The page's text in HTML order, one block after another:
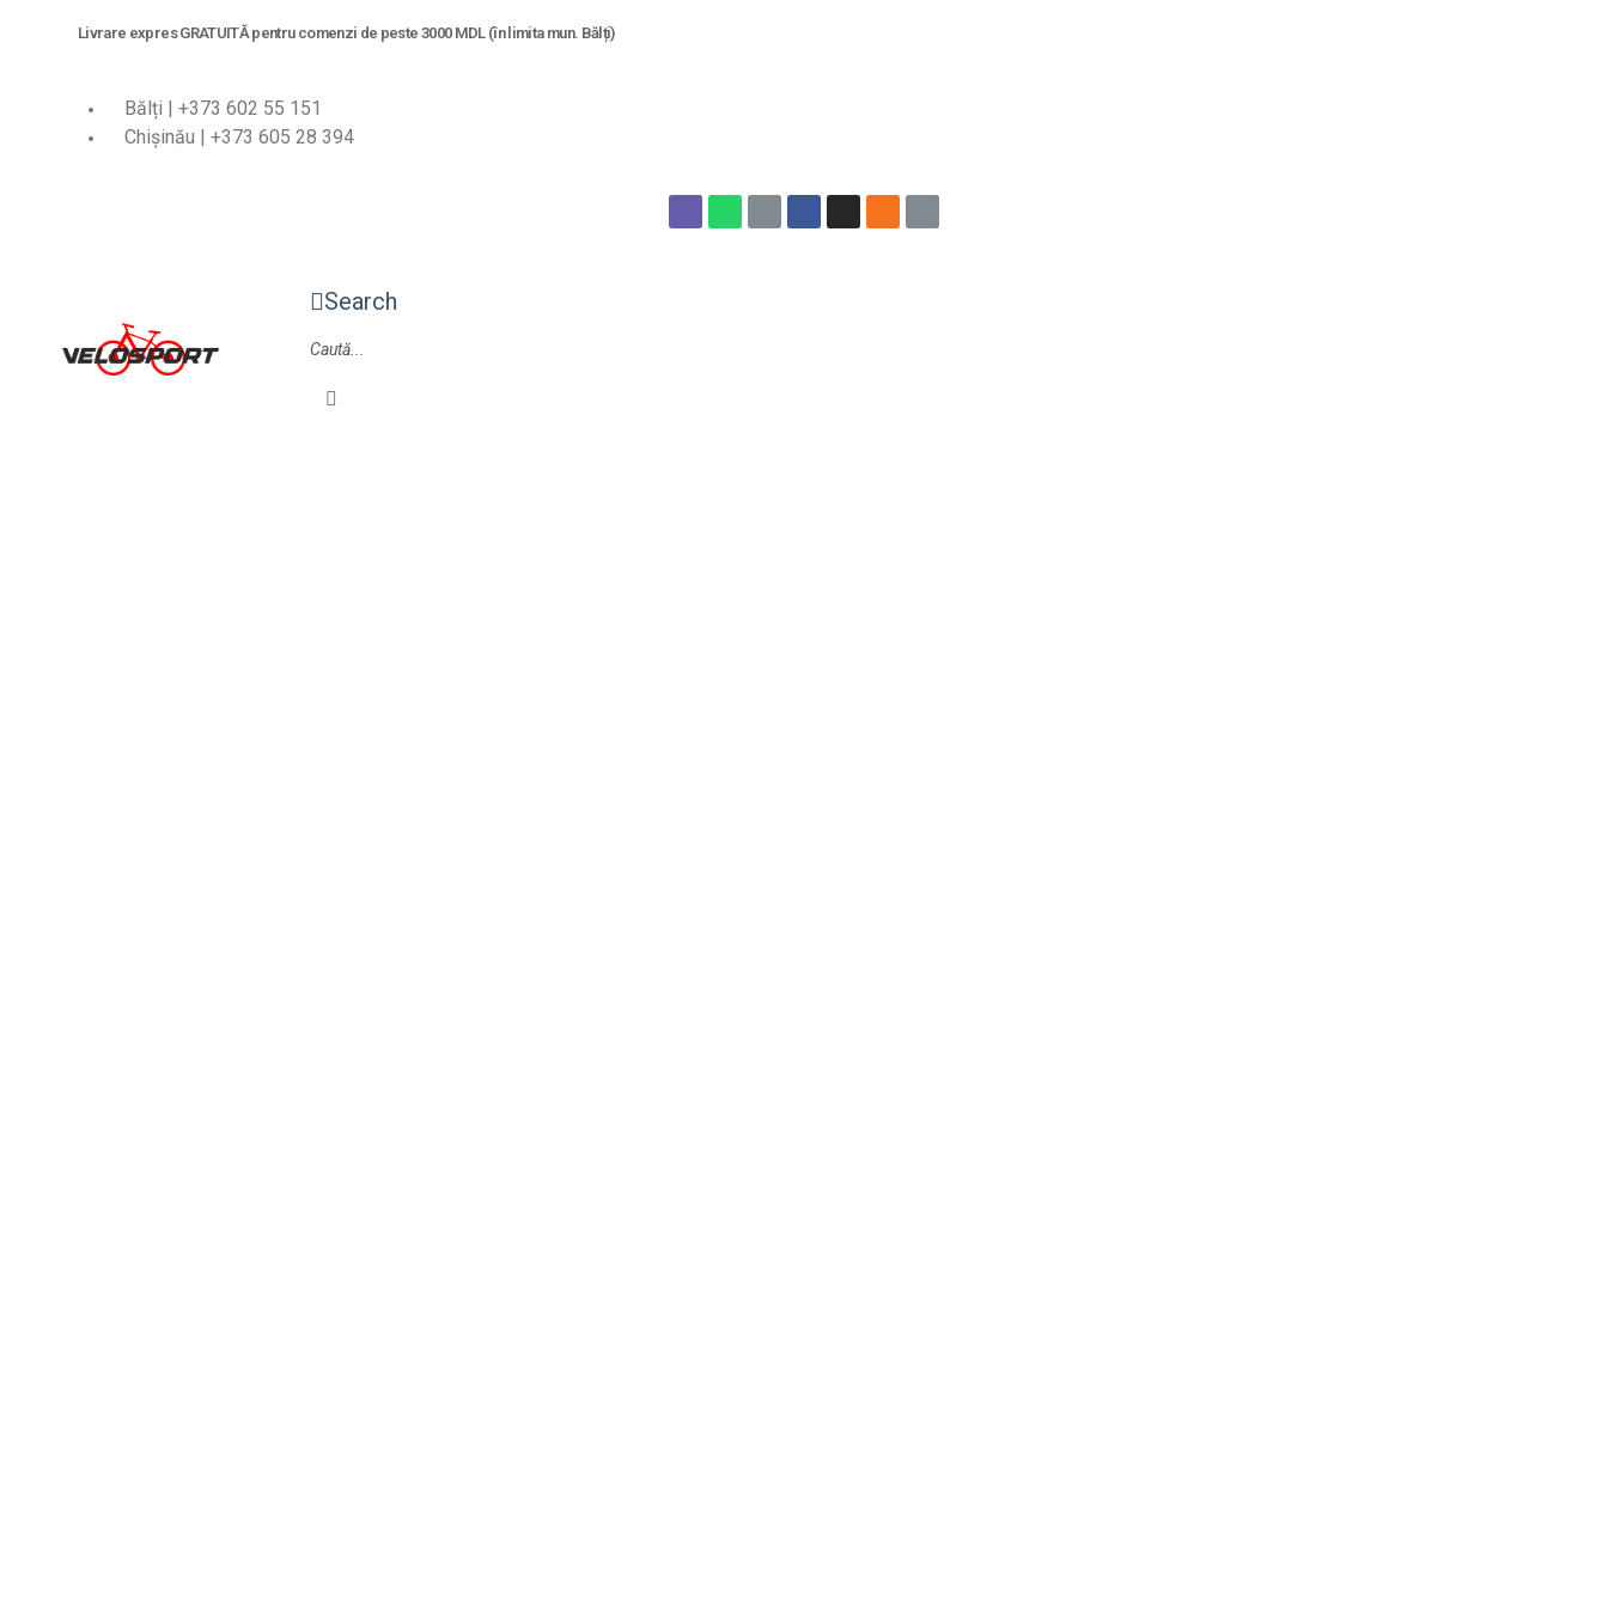
Livrare expres GRATUITĂ pentru comenzi de peste 3000 MDL (în limita mun. Bălți)
Bălți | +373 602 55 151
Chișinău | +373 605 28 394
Search